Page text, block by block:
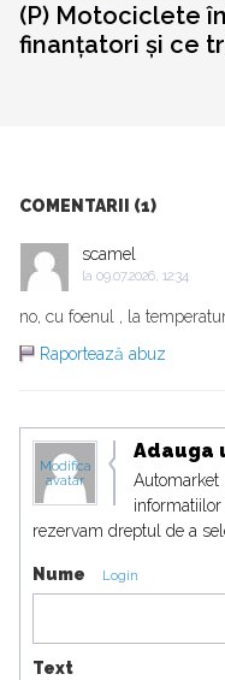
(P) Motociclete
finanțatori și ce
COMENTARII (1)
scamel
la 09.07.2026, 12:34
no, cu foenul , la
Raportează abuz
Modifica
avatar
Adauga
Automarket
rezervam dreptul de a
Nume Login
Text